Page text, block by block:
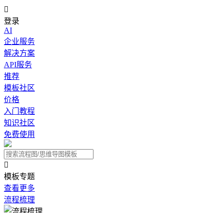

登录
AI
企业服务
解决方案
API服务
推荐
模板社区
价格
入门教程
知识社区
免费使用

模板专题
查看更多
流程梳理